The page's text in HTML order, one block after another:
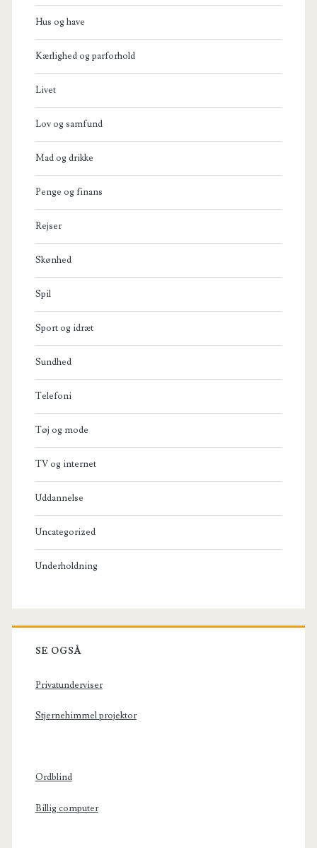
Hus og have
Kærlighed og parforhold
Livet
Lov og samfund
Mad og drikke
Penge og finans
Rejser
Skønhed
Spil
Sport og idræt
Sundhed
Telefoni
Tøj og mode
TV og internet
Uddannelse
Uncategorized
Underholdning
SE OGSÅ
Privatunderviser
Stjernehimmel projektor
Ordblind
Billig computer